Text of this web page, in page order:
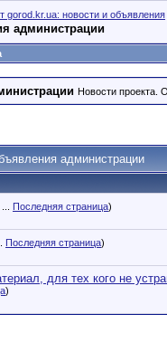
gorod.kr.ua: новости и объявления
администрации
Новости проекта.
администрации
Последняя страница)
Последняя страница)
для тех кого не
)